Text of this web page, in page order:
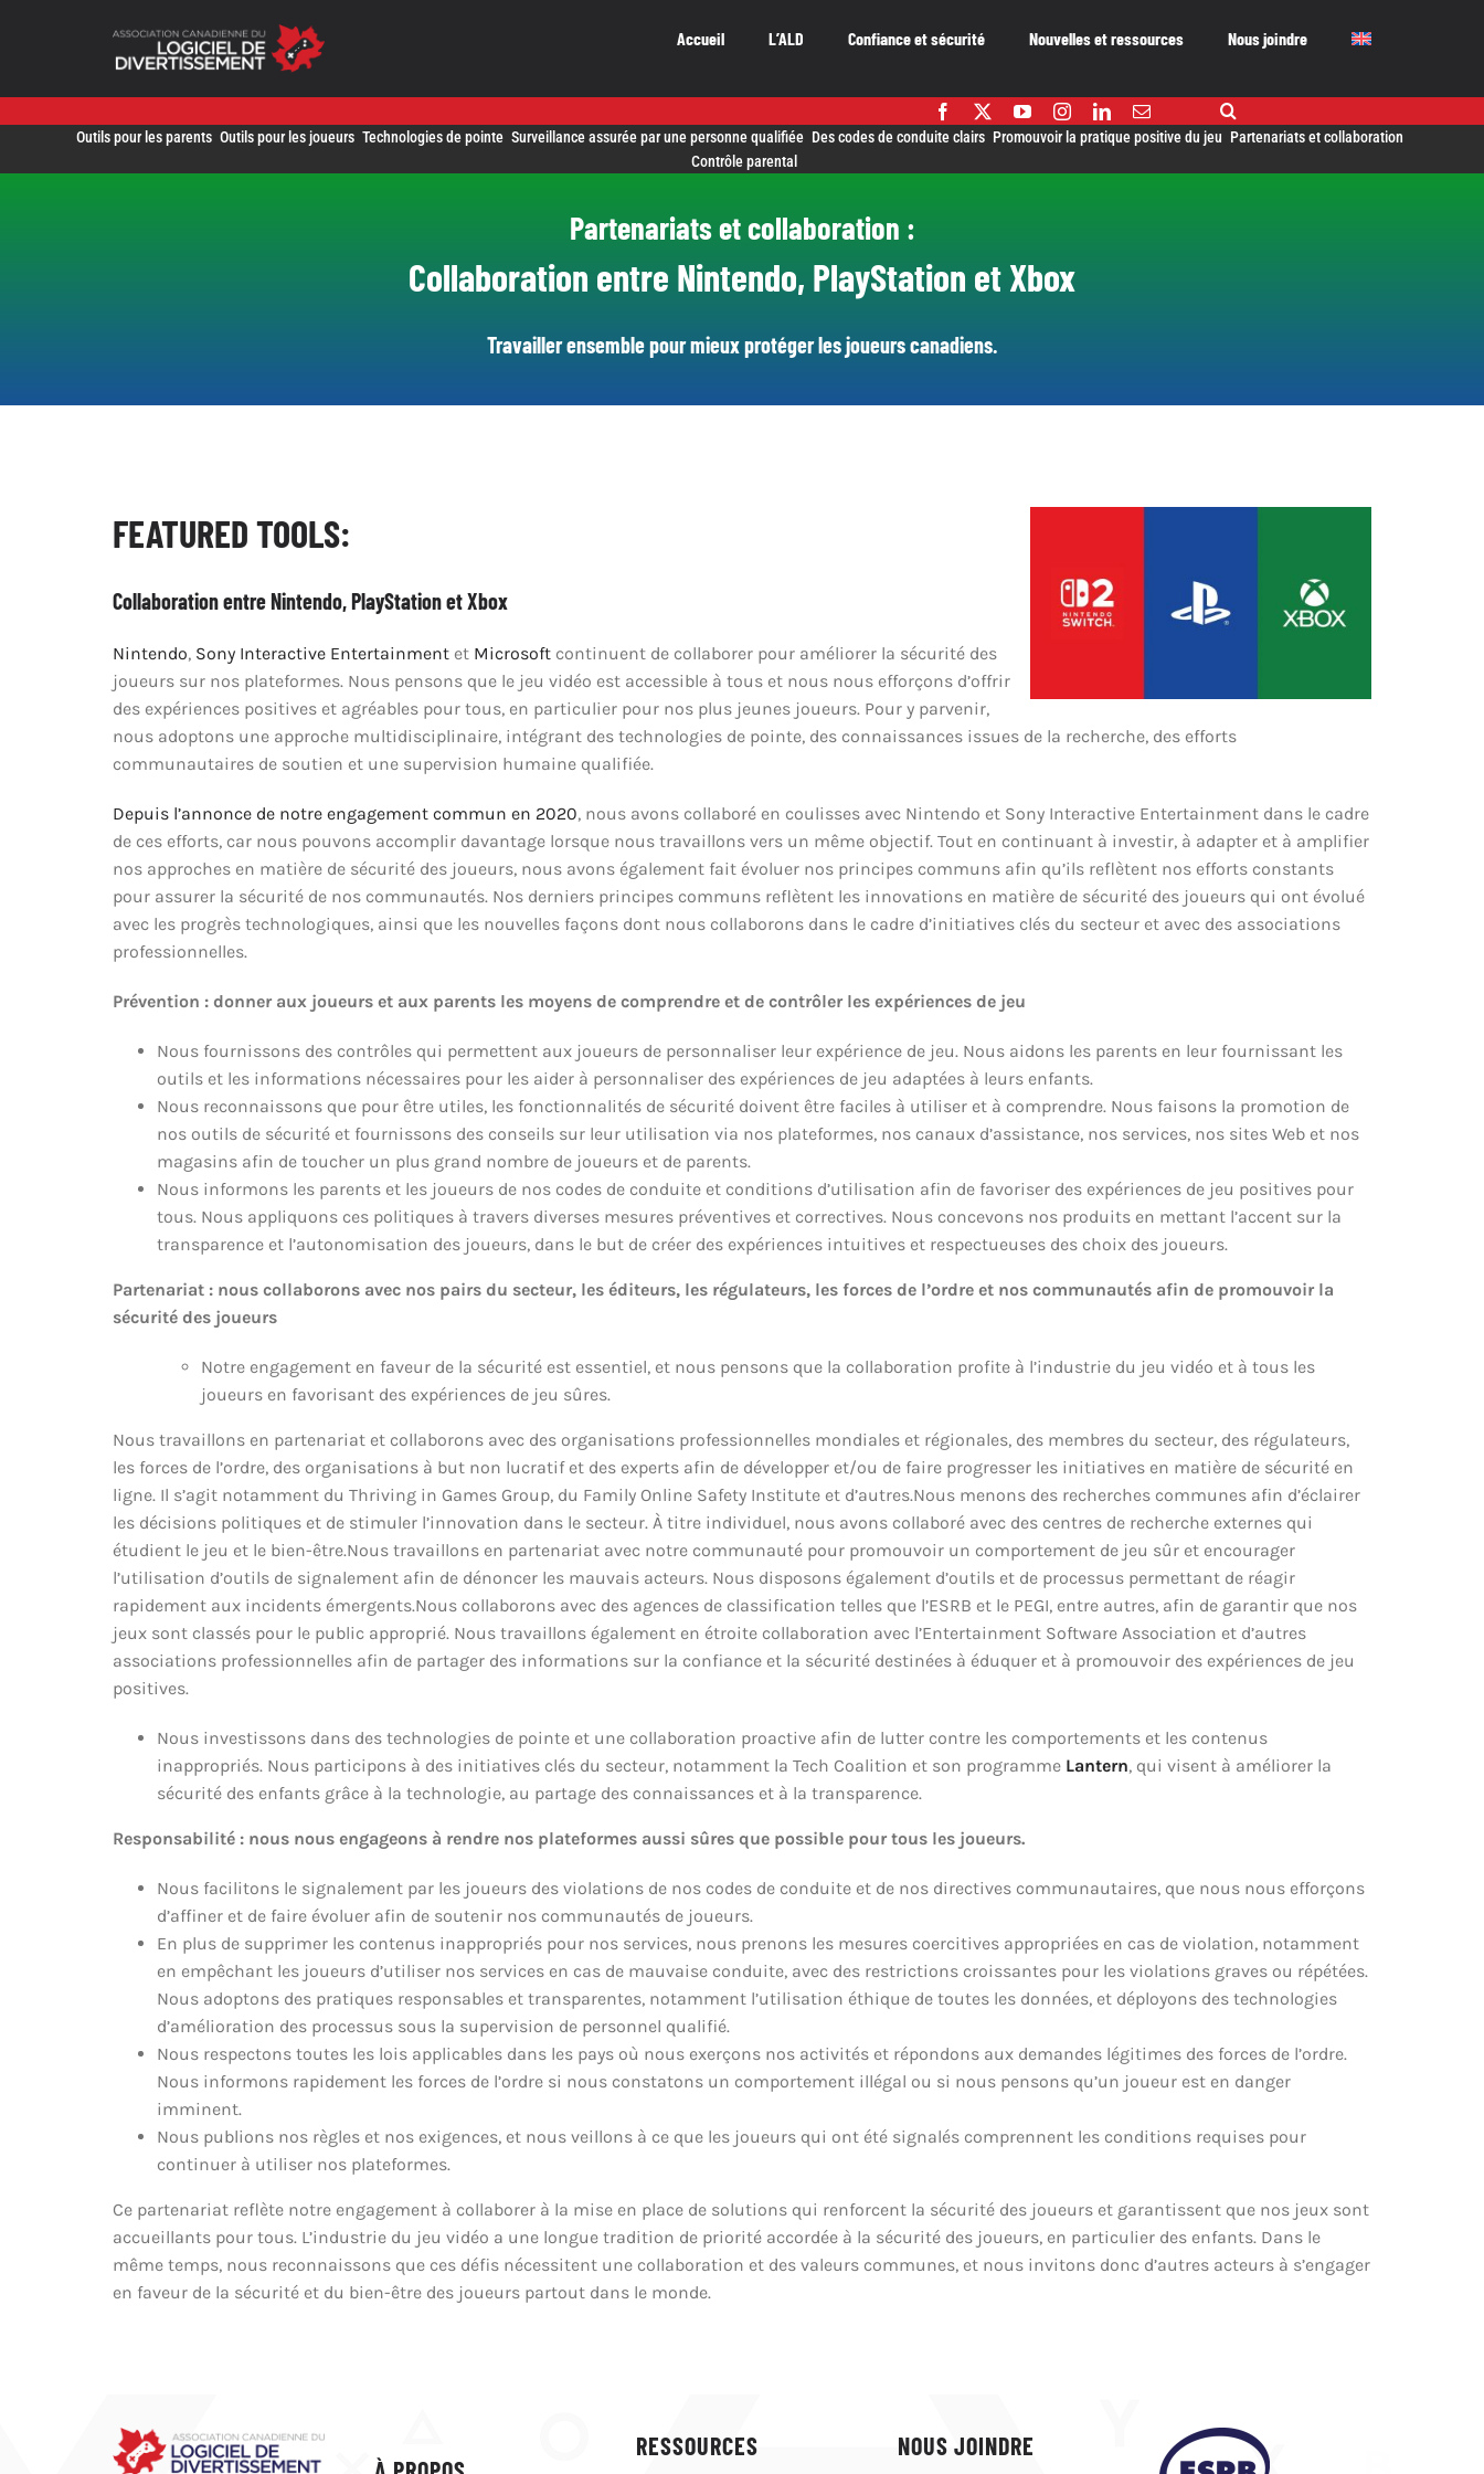
Accueil L’ALD Confiance et sécurité Nouvelles et ressources Nous joindre
Outils pour les parents Outils pour les joueurs Technologies de pointe Surveillance assurée par une personne qualifiée Des codes de conduite clairs Promouvoir la pratique positive du jeu Partenariats et collaboration
Contrôle parental
Partenariats et collaboration :
Collaboration entre Nintendo, PlayStation et Xbox
Travailler ensemble pour mieux protéger les joueurs canadiens.
FEATURED TOOLS:
Collaboration entre Nintendo, PlayStation et Xbox
Nintendo, Sony Interactive Entertainmentet Microsoftcontinuent de collaborer pour améliorer la sécurité des
joueurs sur nos plateformes. Nous pensons que le jeu vidéo est accessible à tous et nous nous efforçons d’offrir
des expériences positives et agréables pour tous, en particulier pour nos plus jeunes joueurs. Pour y parvenir,
nous adoptons une approche multidisciplinaire, intégrant des technologies de pointe, des connaissances issues de la recherche, des efforts
communautaires de soutien et une supervision humaine qualifiée.
Depuis l’annonce de notre engagement commun en 2020, nous avons collaboré en coulisses avec Nintendo et Sony Interactive Entertainment dans le cadre
de ces efforts, car nous pouvons accomplir davantage lorsque nous travaillons vers un même objectif. Tout en continuant à investir, à adapter et à amplifier
nos approches en matière de sécurité des joueurs, nous avons également fait évoluer nos principes communs afin qu’ils reflètent nos efforts constants
pour assurer la sécurité de nos communautés. Nos derniers principes communs reflètent les innovations en matière de sécurité des joueurs qui ont évolué
avec les progrès technologiques, ainsi que les nouvelles façons dont nous collaborons dans le cadre d’initiatives clés du secteur et avec des associations
professionnelles.
Prévention : donner aux joueurs et aux parents les moyens de comprendre et de contrôler les expériences de jeu
Nous fournissons des contrôles qui permettent aux joueurs de personnaliser leur expérience de jeu. Nous aidons les parents en leur fournissant les
outils et les informations nécessaires pour les aider à personnaliser des expériences de jeu adaptées à leurs enfants.
Nous reconnaissons que pour être utiles, les fonctionnalités de sécurité doivent être faciles à utiliser et à comprendre. Nous faisons la promotion de
nos outils de sécurité et fournissons des conseils sur leur utilisation via nos plateformes, nos canaux d’assistance, nos services, nos sites Web et nos
magasins afin de toucher un plus grand nombre de joueurs et de parents.
Nous informons les parents et les joueurs de nos codes de conduite et conditions d’utilisation afin de favoriser des expériences de jeu positives pour
tous. Nous appliquons ces politiques à travers diverses mesures préventives et correctives. Nous concevons nos produits en mettant l’accent sur la
transparence et l’autonomisation des joueurs, dans le but de créer des expériences intuitives et respectueuses des choix des joueurs.
Partenariat : nous collaborons avec nos pairs du secteur, les éditeurs, les régulateurs, les forces de l’ordre et nos communautés afin de promouvoir la
sécurité des joueurs
Notre engagement en faveur de la sécurité est essentiel, et nous pensons que la collaboration profite à l’industrie du jeu vidéo et à tous les
joueurs en favorisant des expériences de jeu sûres.
Nous travaillons en partenariat et collaborons avec des organisations professionnelles mondiales et régionales, des membres du secteur, des régulateurs,
les forces de l’ordre, des organisations à but non lucratif et des experts afin de développer et/ou de faire progresser les initiatives en matière de sécurité en
ligne. Il s’agit notamment du Thriving in Games Group, du Family Online Safety Institute et d’autres.Nous menons des recherches communes afin d’éclairer
les décisions politiques et de stimuler l’innovation dans le secteur. À titre individuel, nous avons collaboré avec des centres de recherche externes qui
étudient le jeu et le bien-être.Nous travaillons en partenariat avec notre communauté pour promouvoir un comportement de jeu sûr et encourager
l’utilisation d’outils de signalement afin de dénoncer les mauvais acteurs. Nous disposons également d’outils et de processus permettant de réagir
rapidement aux incidents émergents.Nous collaborons avec des agences de classification telles que l’ESRB et le PEGI, entre autres, afin de garantir que nos
jeux sont classés pour le public approprié. Nous travaillons également en étroite collaboration avec l’Entertainment Software Association et d’autres
associations professionnelles afin de partager des informations sur la confiance et la sécurité destinées à éduquer et à promouvoir des expériences de jeu
positives.
Nous investissons dans des technologies de pointe et une collaboration proactive afin de lutter contre les comportements et les contenus
inappropriés. Nous participons à des initiatives clés du secteur, notamment la Tech Coalition et son programme Lantern, qui visent à améliorer la
sécurité des enfants grâce à la technologie, au partage des connaissances et à la transparence.
Responsabilité : nous nous engageons à rendre nos plateformes aussi sûres que possible pour tous les joueurs.
Nous facilitons le signalement par les joueurs des violations de nos codes de conduite et de nos directives communautaires, que nous nous efforçons
d’affiner et de faire évoluer afin de soutenir nos communautés de joueurs.
En plus de supprimer les contenus inappropriés pour nos services, nous prenons les mesures coercitives appropriées en cas de violation, notamment
en empêchant les joueurs d’utiliser nos services en cas de mauvaise conduite, avec des restrictions croissantes pour les violations graves ou répétées.
Nous adoptons des pratiques responsables et transparentes, notamment l’utilisation éthique de toutes les données, et déployons des technologies
d’amélioration des processus sous la supervision de personnel qualifié.
Nous respectons toutes les lois applicables dans les pays où nous exerçons nos activités et répondons aux demandes légitimes des forces de l’ordre.
Nous informons rapidement les forces de l’ordre si nous constatons un comportement illégal ou si nous pensons qu’un joueur est en danger
imminent.
Nous publions nos règles et nos exigences, et nous veillons à ce que les joueurs qui ont été signalés comprennent les conditions requises pour
continuer à utiliser nos plateformes.
Ce partenariat reflète notre engagement à collaborer à la mise en place de solutions qui renforcent la sécurité des joueurs et garantissent que nos jeux sont
accueillants pour tous. L’industrie du jeu vidéo a une longue tradition de priorité accordée à la sécurité des joueurs, en particulier des enfants. Dans le
même temps, nous reconnaissons que ces défis nécessitent une collaboration et des valeurs communes, et nous invitons donc d’autres acteurs à s’engager
en faveur de la sécurité et du bien-être des joueurs partout dans le monde.
RESSOURCES NOUS JOINDRE